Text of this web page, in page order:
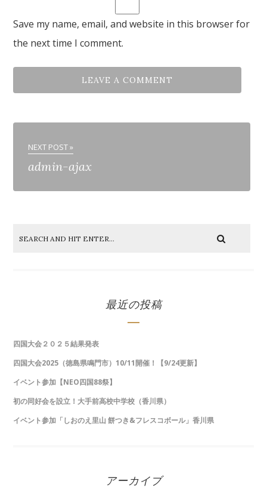
Save my name, email, and website in this browser for
the next time I comment.
NEXT POST »
admin-ajax
最近の投稿
四国大会２０２５結果発表
四国大会2025（徳島県鳴門市）10/11開催！【9/24更新】
イベント参加【NEO四国88祭】
初の同好会を設立！大手前高校中学校（香川県）
イベント参加「しおのえ里山 餅つき&フレスコボール」香川県
アーカイブ